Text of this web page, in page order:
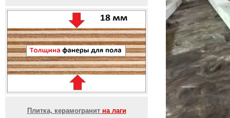
Плитка, керамогранит на лаги